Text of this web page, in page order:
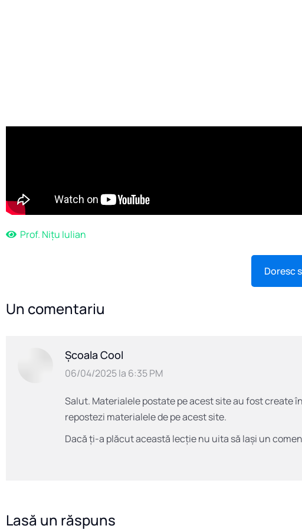
Prof. Nițu Iulian
Doresc
Un comentariu
Școala Cool
says:
06/04/2025 la 6:35 PM
Salut. Materialele postate pe acest site au fost create
repostezi materialele de pe acest site.
Dacă ți-a plăcut această lecție nu uita să lași un
Lasă un răspuns